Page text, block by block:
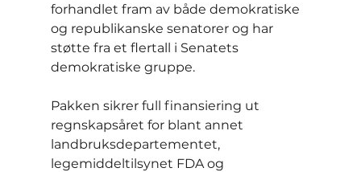
forhandlet fram av både demokratiske
og republikanske senatorer og har
støtte fra et flertall i Senatets
demokratiske gruppe.
Pakken sikrer full finansiering ut
regnskapsåret for blant annet
landbruksdepartementet,
legemiddeltilsynet FDA og